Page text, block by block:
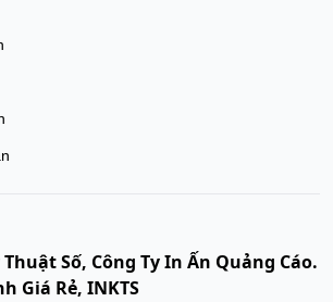
Số, Công Ty In Ấn Quảng Cáo.
Giá Rẻ, INKTS